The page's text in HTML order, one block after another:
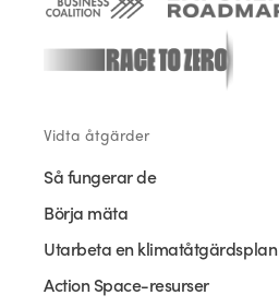
Vidta åtgärder
Så fungerar de
Börja mäta
Utarbeta en klimatåtgärdsplan
Action Space-resurser